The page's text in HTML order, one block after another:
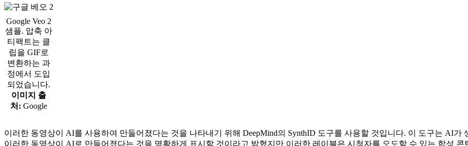
Google Veo 2
샘플. 압축 아
티팩트는 클
립을 GIF로
변환하는 과
정에서 도입
되었습니다.
이미지 출
처: Google
이러한 동영상이 AI를 사용하여 만들어졌다는 것을 나타내기 위해 DeepMind의 SynthID 도구를 사용할 것입니다. 이 도구는 AI가
이러한 동영상이 AI로 만들어졌다는 것을 명확하게 표시할 것이라고 밝혔지만 이러한 레이블은 시청자를 오도할 수 있는 합성